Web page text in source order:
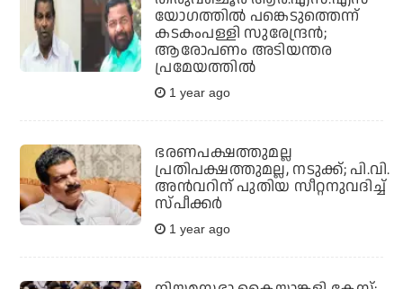
യോഗത്തില്‍ പങ്കെടുത്തെന്ന്
കടകംപള്ളി സുരേന്ദ്രന്‍;
ആരോപണം അടിയന്തര
പ്രമേയത്തില്‍
1 year ago
ഭരണപക്ഷത്തുമല്ല
പ്രതിപക്ഷത്തുമല്ല, നടുക്ക്; പി.വി.
അന്‍വറിന് പുതിയ സീറ്റനുവദിച്ച്
സ്പീക്കര്‍
1 year ago